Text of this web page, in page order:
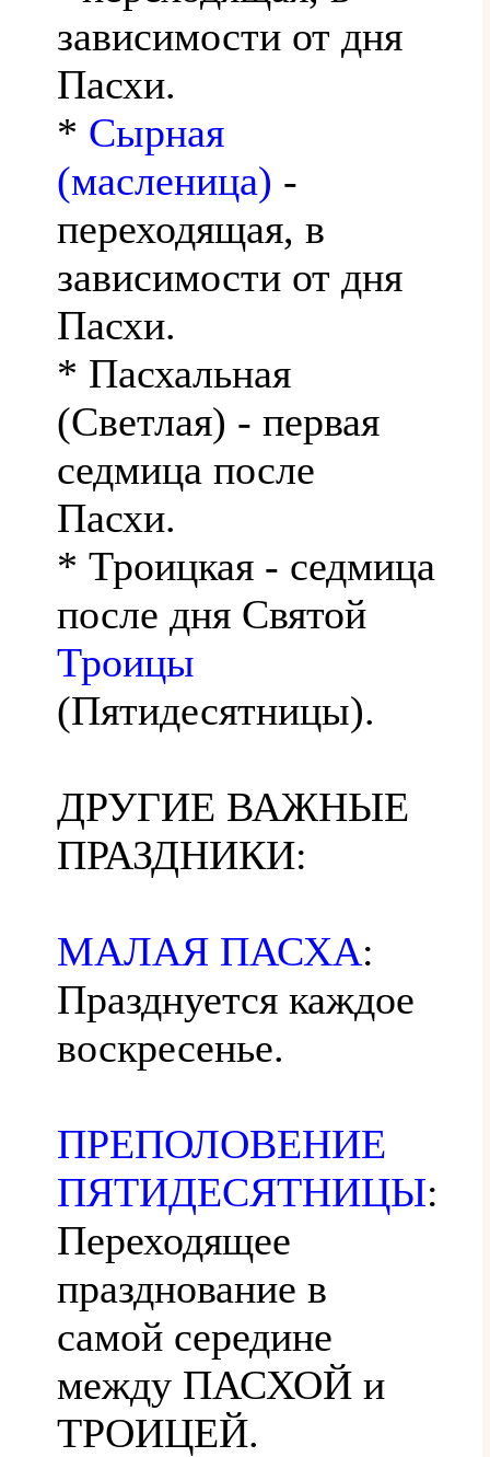
зависимости от дня
Пасхи.
* Сырная
(масленица) -
переходящая, в
зависимости от дня
Пасхи.
* Пасхальная
(Светлая) - первая
седмица после
Пасхи.
* Троицкая - седмица
после дня Святой
Троицы
(Пятидесятницы).
ДРУГИЕ ВАЖНЫЕ
ПРАЗДНИКИ:
МАЛАЯ ПАСХА:
Празднуется каждое
воскресенье.
ПРЕПОЛОВЕНИЕ
ПЯТИДЕСЯТНИЦЫ:
Переходящее
празднование в
самой середине
между ПАСХОЙ и
ТРОИЦЕЙ.